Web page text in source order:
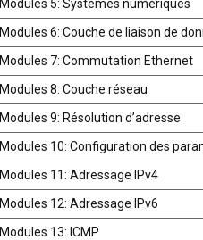
Modules 5: Systèmes numériques
Modules 6: Couche de liaison de
Modules 7: Commutation Ethernet
Modules 8: Couche réseau
Modules 9: Résolution d’adresse
Modules 10: Configuration des
Modules 11: Adressage IPv4
Modules 12: Adressage IPv6
Modules 13: ICMP